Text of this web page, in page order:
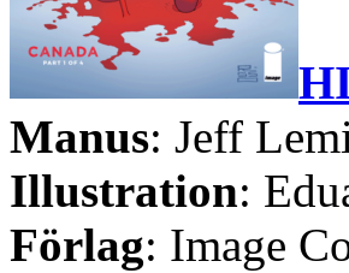
Manus: Jeff
Illustration:
Förlag: Image